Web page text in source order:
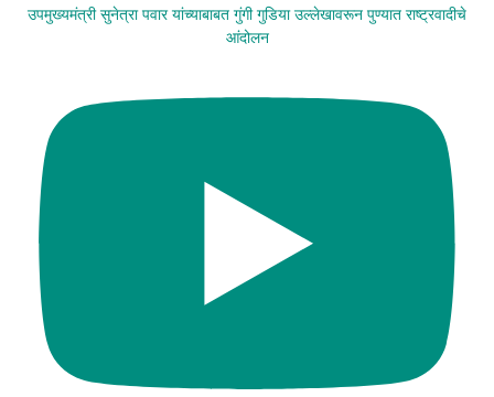
उपमुख्यमंत्री सुनेत्रा पवार यांच्याबाबत गुंगी गुडिया उल्लेखावरून पुण्यात राष्ट्रवादीचे
आंदोलन